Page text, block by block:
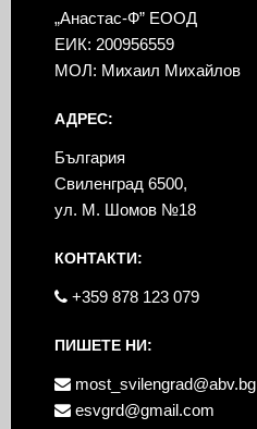
„Анастас-Ф” ЕООД
ЕИК: 200956559
МОЛ: Михаил Михайлов
АДРЕС:
България
Свиленград 6500,
ул. М. Шомов №18
КОНТАКТИ:
+359 878 123 079
ПИШЕТЕ НИ:
most_svilengrad@abv.bg
esvgrd@gmail.com